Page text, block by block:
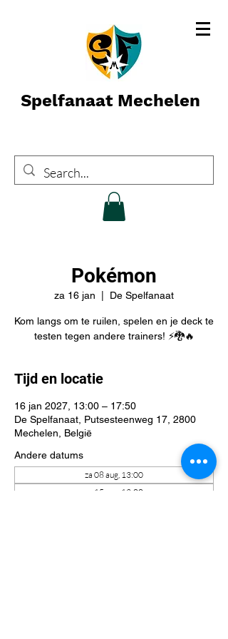
Spelfanaat Mechelen
Pokémon
za 16 jan De Spelfanaat
Kom langs om te ruilen, spelen en je deck te
testen tegen andere trainers! ⚡🐉🔥
Tijd en locatie
16 jan 2027, 13:00 – 17:50
De Spelfanaat, Putsesteenweg 17, 2800
Mechelen, België
Andere datums
za 08 aug, 13:00
za 15 aug, 13:00